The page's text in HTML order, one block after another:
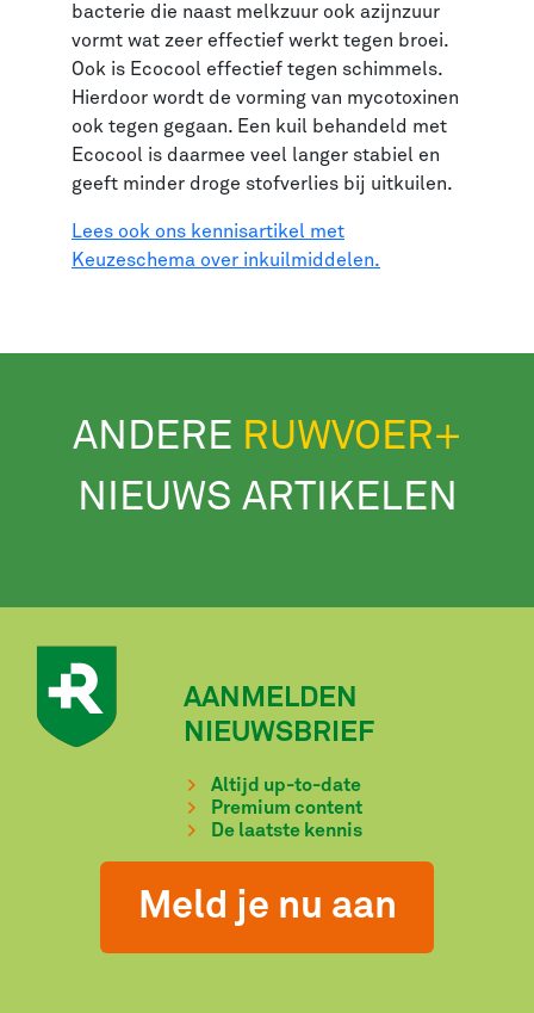
bacterie die naast melkzuur ook azijnzuur
vormt wat zeer effectief werkt tegen broei.
Ook is Ecocool effectief tegen schimmels.
Hierdoor wordt de vorming van mycotoxinen
ook tegen gegaan. Een kuil behandeld met
Ecocool is daarmee veel langer stabiel en
geeft minder droge stofverlies bij uitkuilen.
Lees ook ons kennisartikel met
Keuzeschema over inkuilmiddelen.
ANDERE RUWVOER+
NIEUWS ARTIKELEN
AANMELDEN
NIEUWSBRIEF
Altijd up-to-date
Premium content
De laatste kennis
Meld je nu aan